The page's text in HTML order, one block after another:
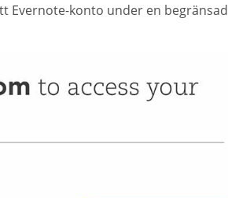
Evernote-konto under en begränsad